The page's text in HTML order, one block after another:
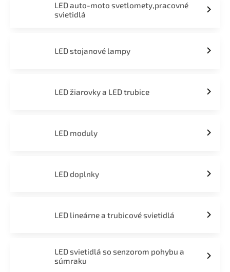
LED auto-moto svetlomety,pracovné
svietidlá
LED stojanové lampy
LED žiarovky a LED trubice
LED moduly
LED doplnky
LED lineárne a trubicové svietidlá
LED svietidlá so senzorom pohybu a
súmraku